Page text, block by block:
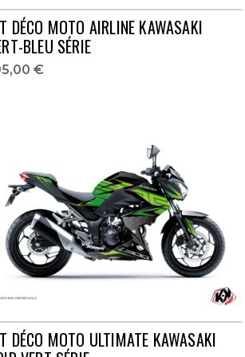
DÉCO MOTO AIRLINE KAWASAKI
BLEU SÉRIE
€
DÉCO MOTO ULTIMATE KAWASAKI